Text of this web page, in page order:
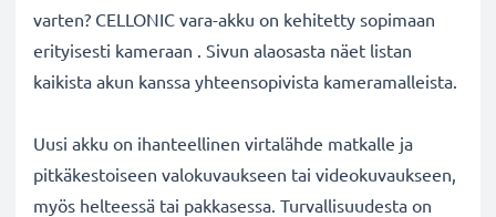
varten? CELLONIC vara-akku on kehitetty sopimaan
erityisesti kameraan . Sivun alaosasta näet listan
kaikista akun kanssa yhteensopivista kameramalleista.
Uusi akku on ihanteellinen virtalähde matkalle ja
pitkäkestoiseen valokuvaukseen tai videokuvaukseen,
myös helteessä tai pakkasessa. Turvallisuudesta on